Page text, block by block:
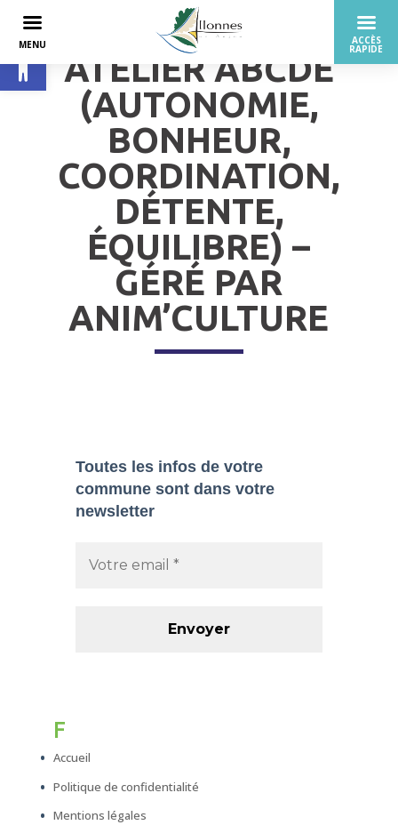
Ouvrir la barre d’outils
ATELIER ABCDE
(AUTONOMIE,
BONHEUR,
COORDINATION,
DÉTENTE,
ÉQUILIBRE) –
GÉRÉ PAR
ANIM’CULTURE
Toutes les infos de votre
commune sont dans votre
newsletter
F
Accueil
Politique de confidentialité
Mentions légales